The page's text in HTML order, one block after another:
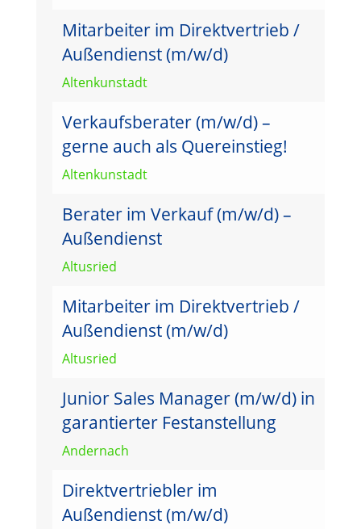
Mitarbeiter im Direktvertrieb /
Außendienst (m/w/d)
Altenkunstadt
Verkaufsberater (m/w/d) –
gerne auch als Quereinstieg!
Altenkunstadt
Berater im Verkauf (m/w/d) –
Außendienst
Altusried
Mitarbeiter im Direktvertrieb /
Außendienst (m/w/d)
Altusried
Junior Sales Manager (m/w/d) in
garantierter Festanstellung
Andernach
Direktvertriebler im
Außendienst (m/w/d)